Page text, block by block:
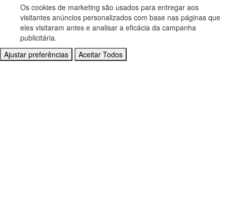
Os cookies de marketing são usados para entregar aos
visitantes anúncios personalizados com base nas páginas que
eles visitaram antes e analisar a eficácia da campanha
publicitária.
Ajustar preferências
Aceitar Todos